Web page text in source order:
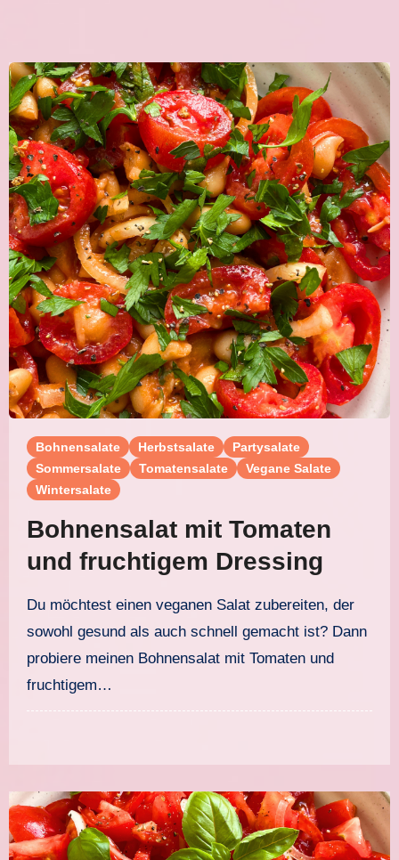
Bohnensalate Herbstsalate
Partysalate
Sommersalate
Tomatensalate
Vegane Salate
Wintersalate
Bohnensalat mit Tomaten
und fruchtigem Dressing
Du möchtest einen veganen Salat zubereiten, der
sowohl gesund als auch schnell gemacht ist? Dann
probiere meinen Bohnensalat mit Tomaten und
fruchtigem…